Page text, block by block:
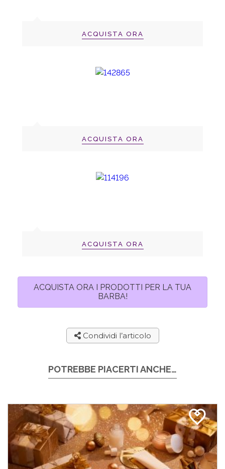
ACQUISTA ORA
ACQUISTA ORA
ACQUISTA ORA
ACQUISTA ORA I PRODOTTI PER LA TUA
BARBA!
Condividi l’articolo
POTREBBE PIACERTI ANCHE…